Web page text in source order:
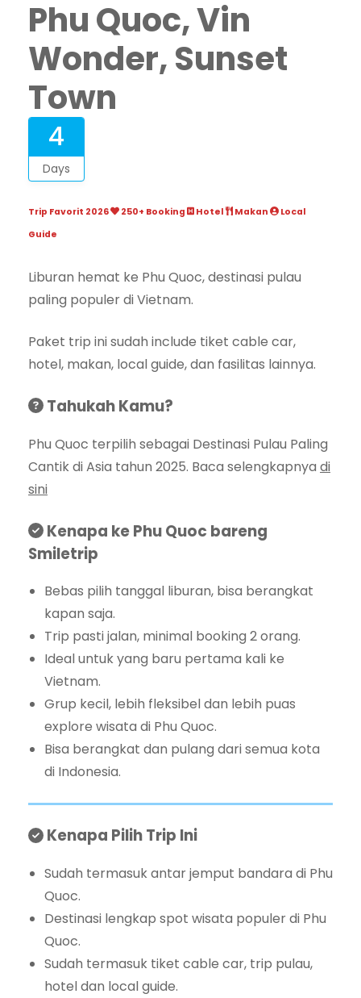
Phu Quoc, Vin
Wonder, Sunset
Town
4
Days
Trip Favorit 2026 250+ Booking Hotel Makan
Local
Guide
Liburan hemat ke Phu Quoc, destinasi pulau
paling populer di Vietnam.
Paket trip ini sudah include tiket cable car,
hotel, makan, local guide, dan fasilitas lainnya.
Tahukah Kamu?
Phu Quoc terpilih sebagai Destinasi Pulau Paling
Cantik di Asia tahun 2025. Baca selengkapnya di
sini
Kenapa ke Phu Quoc bareng
Smiletrip
Bebas pilih tanggal liburan, bisa berangkat
kapan saja.
Trip pasti jalan, minimal booking 2 orang.
Ideal untuk yang baru pertama kali ke
Vietnam.
Grup kecil, lebih fleksibel dan lebih puas
explore wisata di Phu Quoc.
Bisa berangkat dan pulang dari semua kota
di Indonesia.
Kenapa Pilih Trip Ini
Sudah termasuk antar jemput bandara di Phu
Quoc.
Destinasi lengkap spot wisata populer di Phu
Quoc.
Sudah termasuk tiket cable car, trip pulau,
hotel dan local guide.